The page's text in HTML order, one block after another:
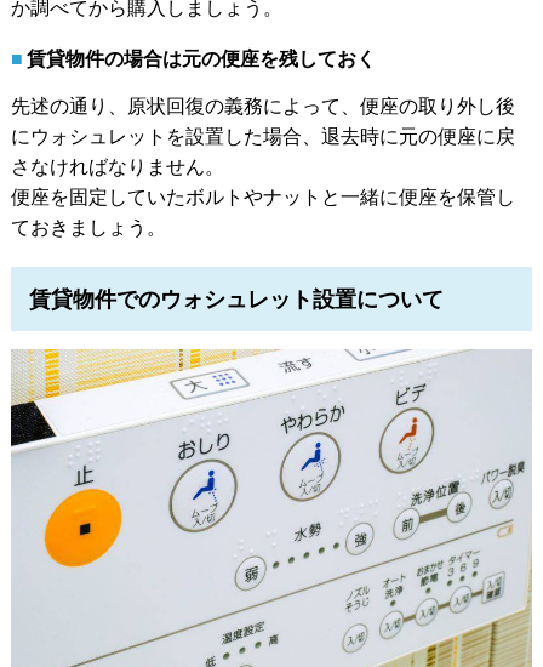
か調べてから購入しましょう。
賃貸物件の場合は元の便座を残しておく
先述の通り、原状回復の義務によって、便座の取り外し後
にウォシュレットを設置した場合、退去時に元の便座に戻
さなければなりません。
便座を固定していたボルトやナットと一緒に便座を保管し
ておきましょう。
賃貸物件でのウォシュレット設置について